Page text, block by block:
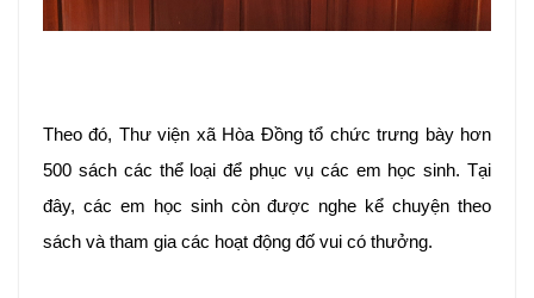
Theo đó, Thư viện xã Hòa Đồng tổ chức trưng bày hơn
500 sách các thể loại để phục vụ các em học sinh. Tại
đây, các em học sinh còn được nghe kể chuyện theo
sách và tham gia các hoạt động đố vui có thưởng.